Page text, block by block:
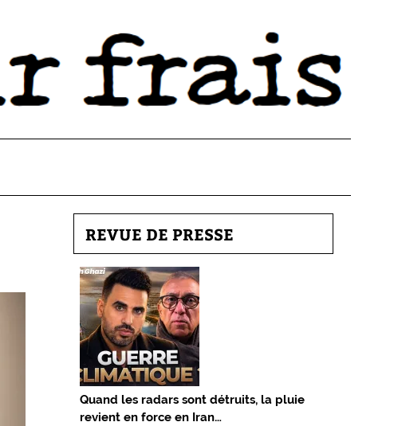
REVUE DE PRESSE
Quand les radars sont détruits, la pluie
revient en force en Iran…